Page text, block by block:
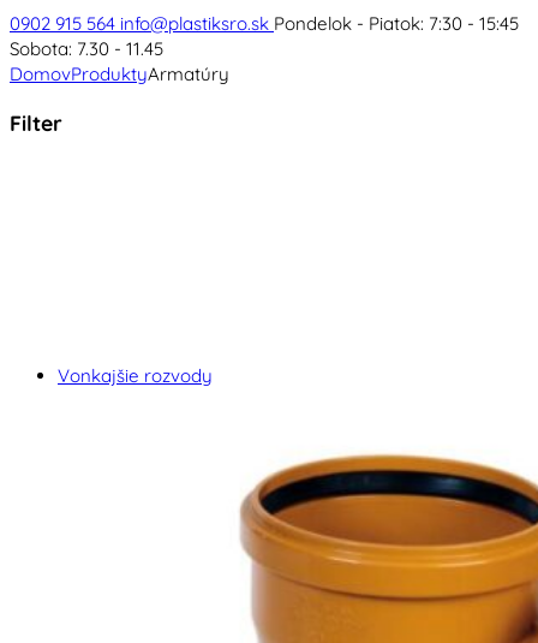
0902 915 564 info@plastiksro.sk Pondelok - Piatok: 7:30 - 15:45
Sobota: 7.30 - 11.45
DomovProduktyArmatúry
Filter
Vonkajšie rozvody